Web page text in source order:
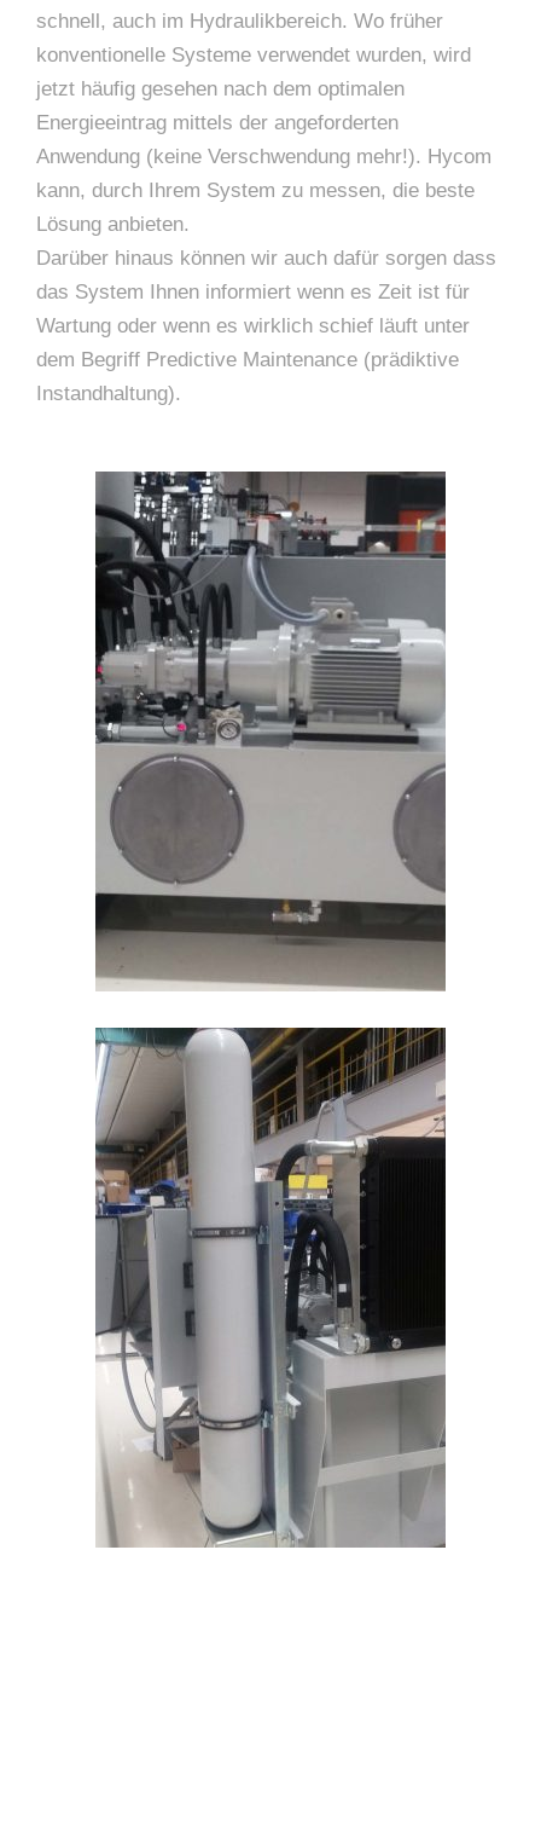
schnell, auch im Hydraulikbereich. Wo früher
konventionelle Systeme verwendet wurden, wird
jetzt häufig gesehen nach dem optimalen
Energieeintrag mittels der angeforderten
Anwendung (keine Verschwendung mehr!). Hycom
kann, durch Ihrem System zu messen, die beste
Lösung anbieten.
Darüber hinaus können wir auch dafür sorgen dass
das System Ihnen informiert wenn es Zeit ist für
Wartung oder wenn es wirklich schief läuft unter
dem Begriff Predictive Maintenance (prädiktive
Instandhaltung).